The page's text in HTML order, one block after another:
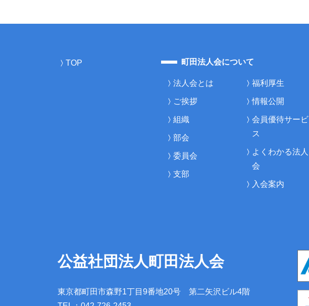
TOP 町田法人会について
法人会とは
ご挨拶
組織
部会
委員会
支部
福利厚生
情報公開
会員優待サービ
ス
よくわかる法人
会
入会案内
公益社団法人町田法人会
東京都町田市森野1丁目9番地20号 第二矢沢ビル4階